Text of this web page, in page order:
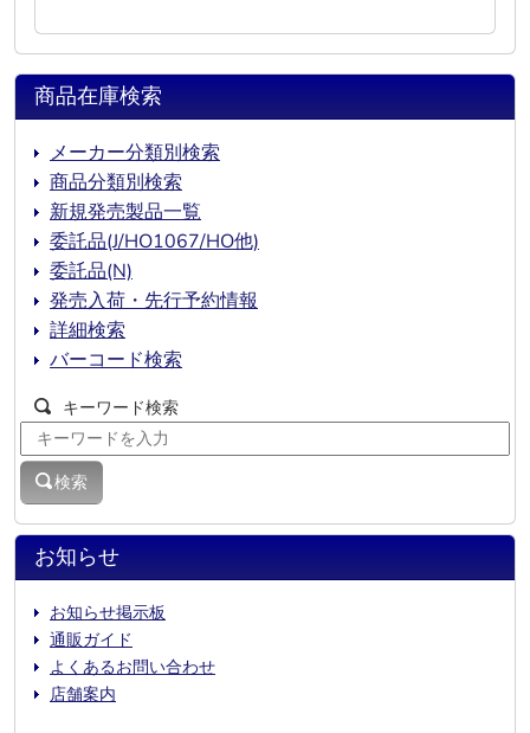
お知らせ
お知らせ掲示板
通販ガイド
よくあるお問い合わせ
店舗案内
商品在庫検索
メーカー分類別検索
商品分類別検索
新規発売製品一覧
委託品(J/HO1067/HO他)
委託品(N)
発売入荷・先行予約情報
詳細検索
バーコード検索
キーワード検索
検索